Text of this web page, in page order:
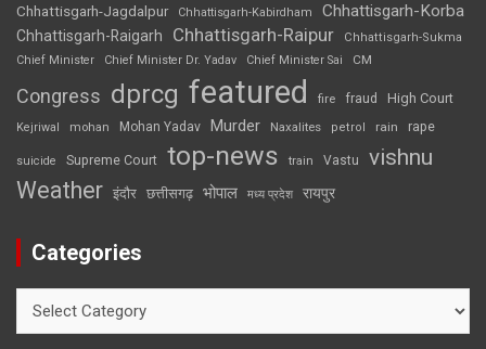
Chhattisgarh-Jagdalpur Chhattisgarh-Kabirdham Chhattisgarh-Korba
Chhattisgarh-Raigarh Chhattisgarh-Raipur
Chhattisgarh-Sukma
Chief Minister
Chief Minister Dr. Yadav Chief Minister Sai CM
Congress dprcg featured fire fraud High Court
Kejriwal mohan Mohan Yadav Murder Naxalites petrol rain rape
suicide Supreme Court top-news train Vastu vishnu
Weather इंदौर छत्तीसगढ़ भोपाल मध्य प्रदेश रायपुर
Categories